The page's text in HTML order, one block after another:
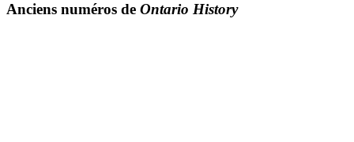
Anciens numéros de Ontario History